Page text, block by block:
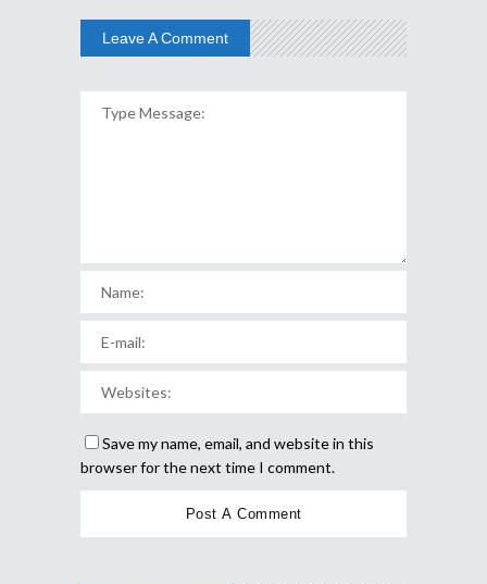
Leave A Comment
Save my name, email, and website in this
browser for the next time I comment.